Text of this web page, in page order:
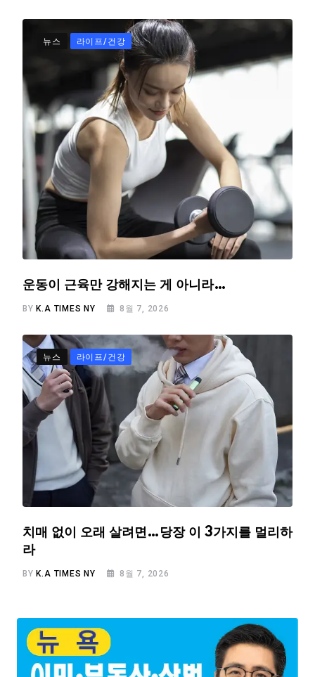
뉴스 라이프/건강
운동이 근육만 강해지는 게 아니라…
BY K.A TIMES NY 8월 7, 2026
뉴스 라이프/건강
치매 없이 오래 살려면…당장 이 3가지를 멀리하
라
BYK.A TIMES NY 8월 7, 2026